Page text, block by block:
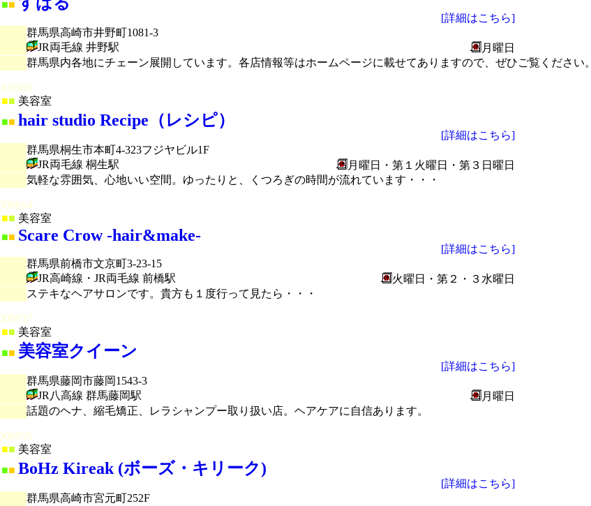
■■
[詳細はこちら]
群馬県高崎市井野町1081-3
JR両毛線 井野駅
月曜日
群馬県内各地にチェーン展開しています。各店情報等はホームページに載せてありますので、ぜひご覧ください。
■ 美容室
■■ hair studio Recipe（レシピ）
[詳細はこちら]
群馬県桐生市本町4-323フジヤビル1F
JR両毛線 桐生駅
月曜日・第１火曜日・第３日曜日
気軽な雰囲気、心地いい空間。ゆったりと、くつろぎの時間が流れています・・・
■ 美容室
■■ Scare Crow -hair&make-
[詳細はこちら]
群馬県前橋市文京町3-23-15
JR高崎線・JR両毛線 前橋駅
火曜日・第２・３水曜日
ステキなヘアサロンです。貴方も１度行って見たら・・・
■ 美容室
■■ 美容室クイーン
[詳細はこちら]
群馬県藤岡市藤岡1543-3
JR八高線 群馬藤岡駅
月曜日
話題のヘナ、縮毛矯正、レラシャンプー取り扱い店。ヘアケアに自信あります。
■ 美容室
■■ BoHz Kireak (ボーズ・キリーク)
[詳細はこちら]
群馬県高崎市宮元町252F